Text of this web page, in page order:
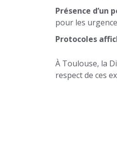
Présence d’un
pour les
Protocoles
À Toulouse, la
respect de ces